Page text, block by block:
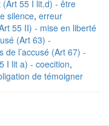
55 I lit.d) - être
silence, erreur
55 II) - mise en liberté
(Art 63) -
de l’accusé (Art 67) -
I lit a) - coecition,
de témoigner